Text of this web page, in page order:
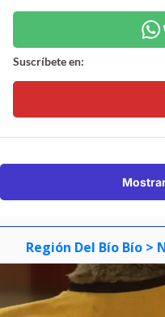
Suscríbete en:
Región Del Bío Bío >